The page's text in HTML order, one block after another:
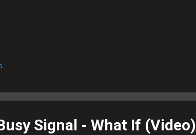
Signal - What If (Video)